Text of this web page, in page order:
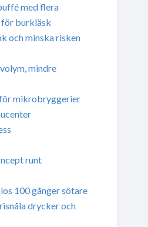
med flera
burkläsk
och minska risken
mindre
mikrobryggerier
runt
100 gånger sötare
drycker och